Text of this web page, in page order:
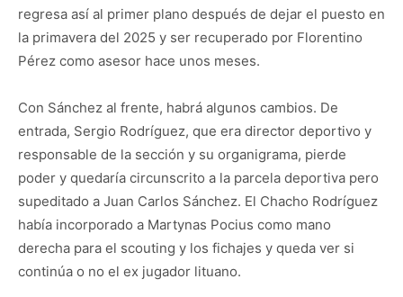
regresa así al primer plano después de dejar el puesto en
la primavera del 2025 y ser recuperado por Florentino
Pérez como asesor hace unos meses.
Con Sánchez al frente, habrá algunos cambios. De
entrada, Sergio Rodríguez, que era director deportivo y
responsable de la sección y su organigrama, pierde
poder y quedaría circunscrito a la parcela deportiva pero
supeditado a Juan Carlos Sánchez. El Chacho Rodríguez
había incorporado a Martynas Pocius como mano
derecha para el scouting y los fichajes y queda ver si
continúa o no el ex jugador lituano.